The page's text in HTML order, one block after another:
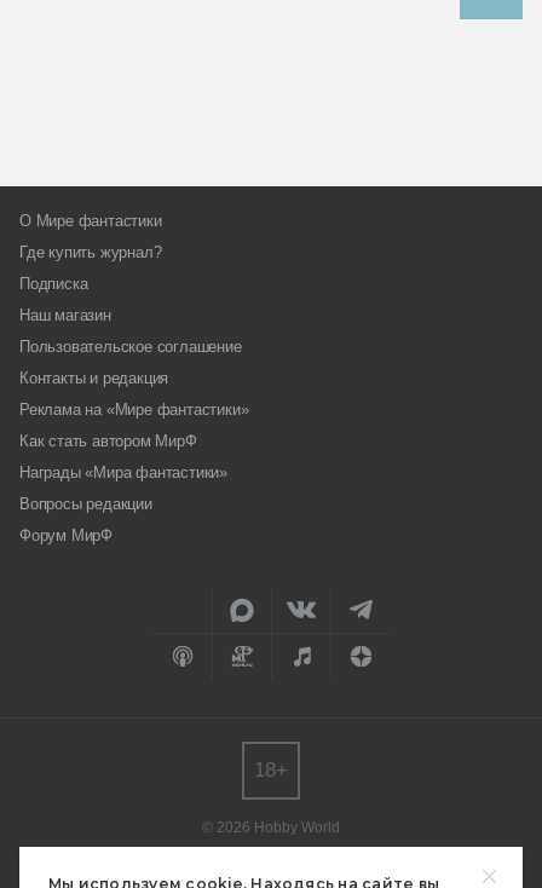
Мы используем cookie. Находясь на сайте вы
О Мире фантастики
Где купить журнал?
Подписка
Наш магазин
Пользовательское соглашение
Контакты и редакция
Реклама на «Мире фантастики»
Как стать автором МирФ
Награды «Мира фантастики»
Вопросы редакции
Форум МирФ
© 2026 Hobby World
редакции.
18+